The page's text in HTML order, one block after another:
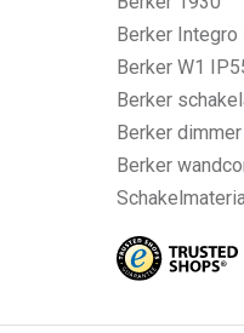
Berker Integro
Berker W1
Berker
Berker dimmer
Berker